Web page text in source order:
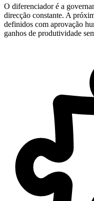
O diferenciador é a
direcção constante. A
definidos com aprovação
ganhos de produtividade